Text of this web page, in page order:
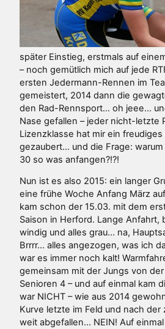
später Einstieg, erstmals auf
– noch gemütlich mich auf jede
ersten Jedermann-Rennen im
gemeistert, 2014 dann die
den Rad-Rennsport… oh jeee…
Nase gefallen – jeder nicht-letzte
Lizenzklasse hat mir ein
gezaubert… und die Frage:
30 so was anfangen?!?!
Nun ist es also 2015: ein langer
eine frühe Woche Anfang März
kam schon der 15.03. mit dem
Saison in Herford. Lange Anfahrt,
windig und alles grau… na,
Brrrr… alles angezogen, was ich
war es immer noch kalt!
gemeinsam mit der Jungs von
Senioren 4 – und auf einmal kam
war NICHT – wie aus 2014
Kurve letzte im Feld und nach
weit abgefallen… NEIN! Auf